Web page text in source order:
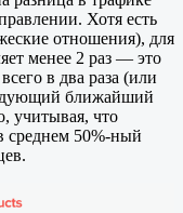
Хотя есть
отношения), для
менее 2 раз — это
в два раза (или
ближайший
учитывая, что
среднем 50%-ный